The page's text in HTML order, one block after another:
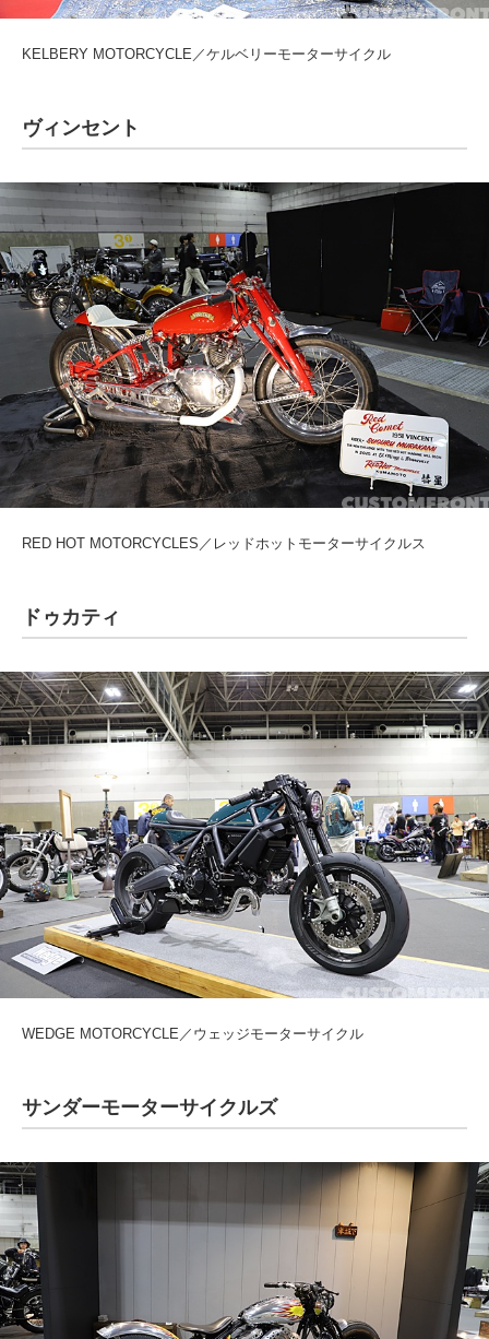
KELBERY MOTORCYCLE／ケルベリーモーターサイクル
ヴィンセント
RED HOT MOTORCYCLES／レッドホットモーターサイクルス
ドゥカティ
WEDGE MOTORCYCLE／ウェッジモーターサイクル
サンダーモーターサイクルズ